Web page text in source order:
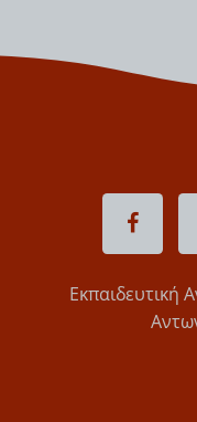
Εκπαιδευτική